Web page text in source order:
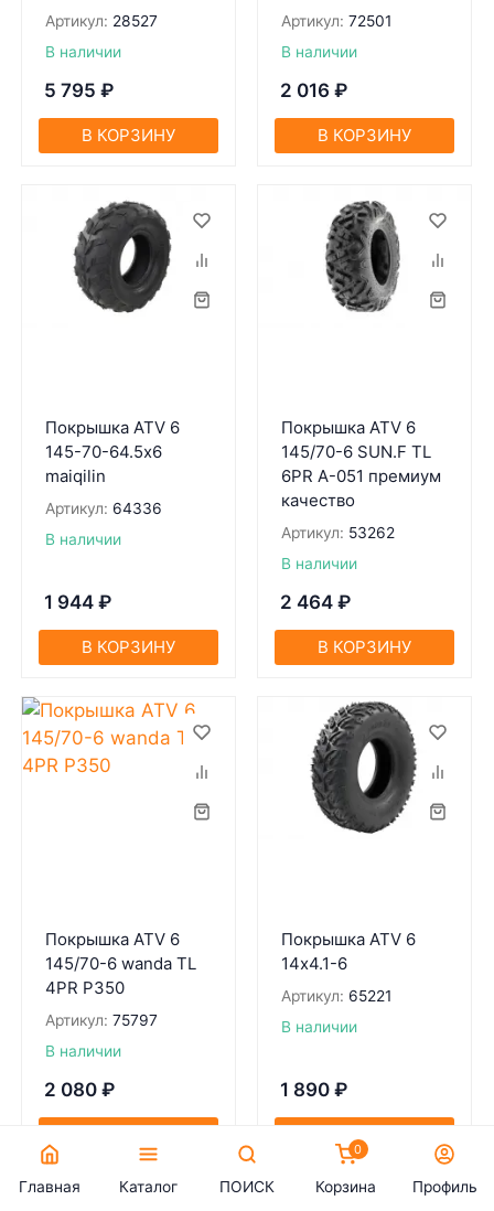
Артикул: 28527
В наличии
5 795 ₽
В КОРЗИНУ
Артикул: 72501
В наличии
2 016 ₽
В КОРЗИНУ
Покрышка ATV 6
145-70-64.5х6
maiqilin
Артикул: 64336
В наличии
1 944 ₽
В КОРЗИНУ
Покрышка ATV 6
145/70-6 SUN.F TL
6PR A-051 премиум
качество
Артикул: 53262
В наличии
2 464 ₽
В КОРЗИНУ
Покрышка ATV 6
145/70-6 wanda TL
4PR P350
Артикул: 75797
В наличии
2 080 ₽
Покрышка ATV 6
14х4.1-6
Артикул: 65221
В наличии
1 890 ₽
В КОРЗИНУ
Главная Каталог ПОИСК
0
Корзина Профиль